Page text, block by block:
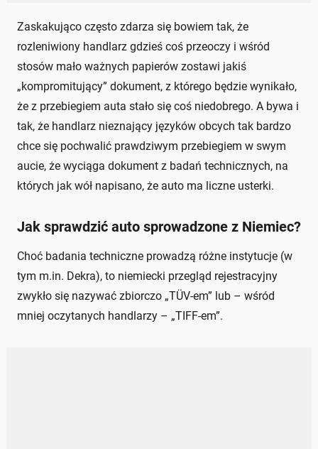
Zaskakująco często zdarza się bowiem tak, że
rozleniwiony handlarz gdzieś coś przeoczy i wśród
stosów mało ważnych papierów zostawi jakiś
„kompromitujący” dokument, z którego będzie wynikało,
że z przebiegiem auta stało się coś niedobrego. A bywa i
tak, że handlarz nieznający języków obcych tak bardzo
chce się pochwalić prawdziwym przebiegiem w swym
aucie, że wyciąga dokument z badań technicznych, na
których jak wół napisano, że auto ma liczne usterki.
Jak sprawdzić auto sprowadzone z Niemiec?
Choć badania techniczne prowadzą różne instytucje (w
tym m.in. Dekra), to niemiecki przegląd rejestracyjny
zwykło się nazywać zbiorczo „TÜV-em” lub – wśród
mniej oczytanych handlarzy – „TIFF-em”.